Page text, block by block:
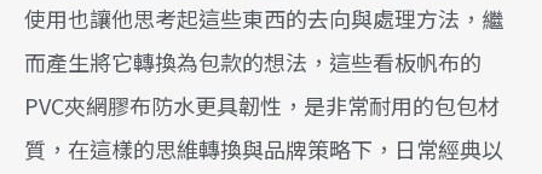
使用也讓他思考起這些東西的去向與處理方法，繼
而產生將它轉換為包款的想法，這些看板帆布的
PVC夾網膠布防水更具韌性，是非常耐用的包包材
質，在這樣的思維轉換與品牌策略下，日常經典以